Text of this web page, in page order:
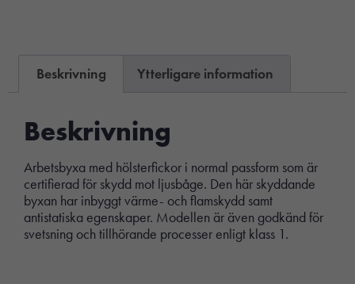
Beskrivning Ytterligare information
Beskrivning
Arbetsbyxa med hölsterfickor i normal passform som är
certifierad för skydd mot ljusbåge. Den här skyddande
byxan har inbyggt värme- och flamskydd samt
antistatiska egenskaper. Modellen är även godkänd för
svetsning och tillhörande processer enligt klass 1.